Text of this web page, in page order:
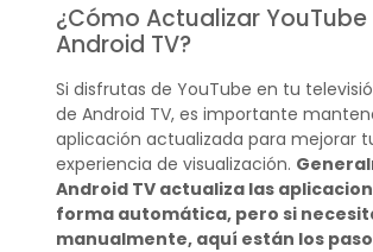
¿Cómo Actualizar YouTube
Android TV?
Si disfrutas de YouTube en tu
de Android TV, es importante
aplicación actualizada para mejorar
experiencia de visualización.
Android TV actualiza las
forma automática, pero si
manualmente, aquí están los